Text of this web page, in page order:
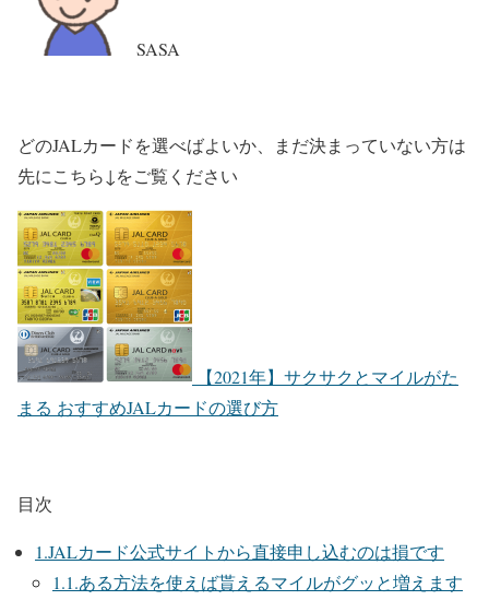
SASA
どのJALカードを選べばよいか、まだ決まっていない方は
先にこちら↓をご覧ください
【2021年】サクサクとマイルがた
まる おすすめJALカードの選び方
目次
1.JALカード公式サイトから直接申し込むのは損です
1.1.ある方法を使えば貰えるマイルがグッと増えます